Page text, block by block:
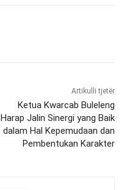
Artikulli tjetër
Ketua Kwarcab Buleleng
Harap Jalin Sinergi yang Baik
dalam Hal Kepemudaan dan
Pembentukan Karakter